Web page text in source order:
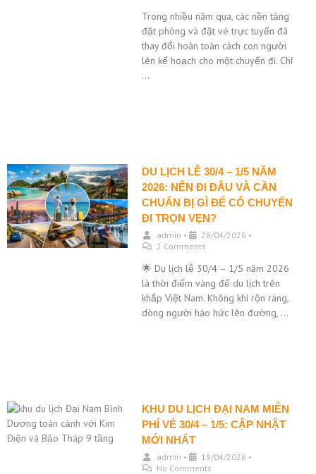
Trong nhiều năm qua, các nền tảng
đặt phòng và đặt vé trực tuyến đã
thay đổi hoàn toàn cách con người
lên kế hoạch cho một chuyến đi. Chỉ
…
DU LỊCH LỄ 30/4 – 1/5 NĂM
2026: NÊN ĐI ĐÂU VÀ CẦN
CHUẨN BỊ GÌ ĐỂ CÓ CHUYẾN
ĐI TRỌN VẸN?
admin • 28/04/2026 •
2 Comments
🌟 Du lịch lễ 30/4 – 1/5 năm 2026
là thời điểm vàng để du lịch trên
khắp Việt Nam. Không khí rộn ràng,
dòng người háo hức lên đường, …
KHU DU LỊCH ĐẠI NAM MIỄN
PHÍ VÉ 30/4 – 1/5: CẬP NHẬT
MỚI NHẤT
admin • 19/04/2026 •
No Comments